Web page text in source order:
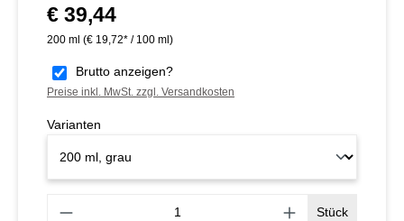
Regulärer Preis:
€ 39,44
200 ml (€ 19,72* / 100 ml)
Brutto anzeigen?
Preise inkl. MwSt. zzgl. Versandkosten
Varianten
Stück